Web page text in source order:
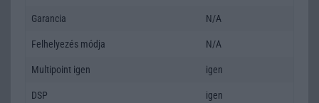
Garancia N/A
Felhelyezés módja N/A
Multipoint igen igen
DSP igen